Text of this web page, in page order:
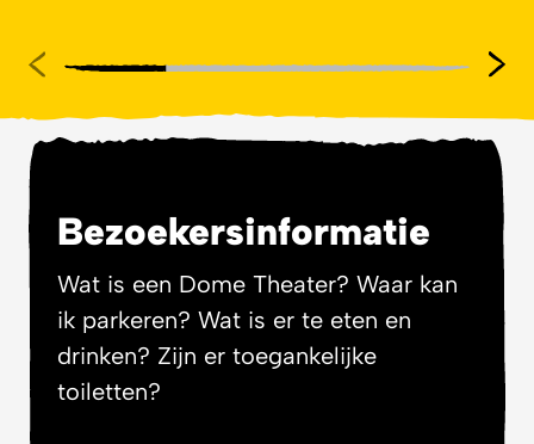
Bezoekersinformatie
Wat is een Dome Theater? Waar kan
ik parkeren? Wat is er te eten en
drinken? Zijn er toegankelijke
toiletten?